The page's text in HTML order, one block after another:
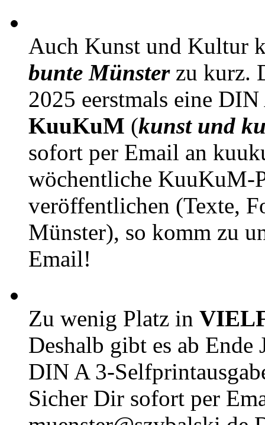
Auch Kunst und Kultur
bunte Münsterzu kurz.
2025 eerstmals eine
KuuKuM (kunst und
sofort per Email an
wöchentliche KuuKuM-
veröffentlichen (Texte,
Münster), so komm zu
Email!
Zu wenig Platz in
Deshalb gibt es ab Ende
DIN A 3-
Sicher Dir sofort per